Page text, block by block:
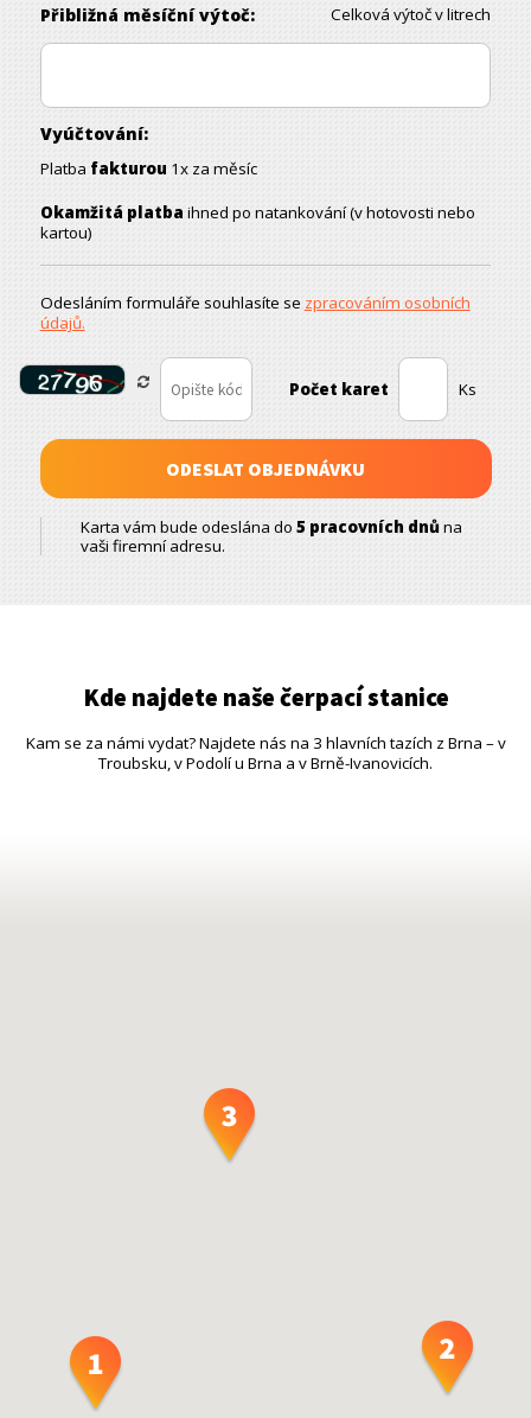
Přibližná měsíční výtoč: Celková výtoč v litrech
Vyúčtování:
Platba fakturou 1x za měsíc
Okamžitá platba ihned po natankování (v hotovosti nebo
kartou)
Odesláním formuláře souhlasíte se zpracováním osobních
údajů.
Počet karet Ks
Karta vám bude odeslána do5 pracovních dnůna
vaši firemní adresu.
Kde najdete naše čerpací stanice
Kam se za námi vydat? Najdete nás na 3 hlavních tazích z Brna – v
Troubsku, v Podolí u Brna a v Brně-Ivanovicích.